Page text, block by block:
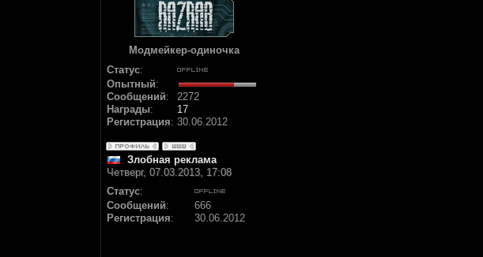
Модмейкер-одиночка
Статус:
Опытный:
Сообщений:
2272
Награды:
17
Регистрация: 30.06.2012
Злобная реклама
Четверг, 07.03.2013, 17:08
Статус:
Сообщений:
666
Регистрация: 30.06.2012